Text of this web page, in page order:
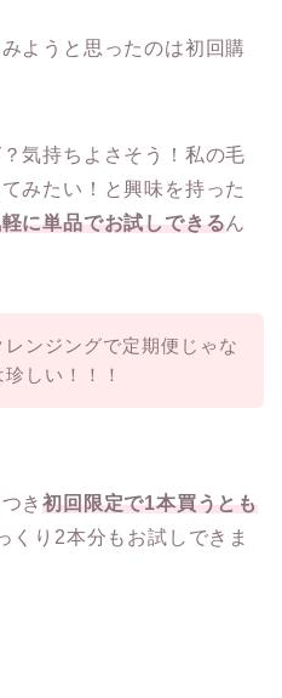
ようと思ったのは初回購
気持ちよさそう！私の毛
みたい！と興味を持った
に単品でお試しできるん
ンジングで定期便じゃな
しい！！！
き初回限定で1本買うとも
くり2本分もお試しできま